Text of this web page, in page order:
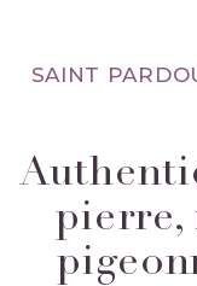
SAINT
pierre,